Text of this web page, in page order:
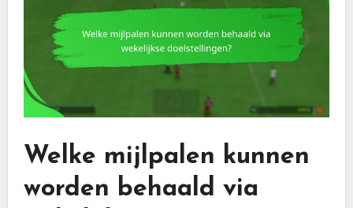
Welke mijlpalen kunnen
worden behaald via